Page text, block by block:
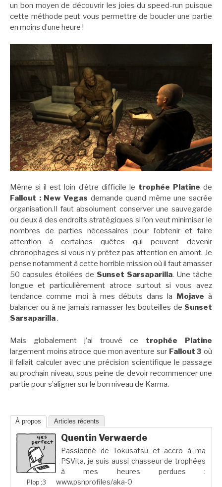
un bon moyen de découvrir les joies du speed-run puisque
cette méthode peut vous permettre de boucler une partie
en moins d’une heure !
Même si il est loin d’être difficile le trophée Platine de
Fallout : New Vegas demande quand même une sacrée
organisation.Il faut absolument conserver une sauvegarde
ou deux à des endroits stratégiques si l’on veut minimiser le
nombres de parties nécessaires pour l’obtenir et faire
attention à certaines quêtes qui peuvent devenir
chronophages si vous n’y prêtez pas attention en amont. Je
pense notamment à cette horrible mission où il faut amasser
50 capsules étoilées de Sunset Sarsaparilla. Une tâche
longue et particulièrement atroce surtout si vous avez
tendance comme moi à mes débuts dans la Mojave à
balancer ou à ne jamais ramasser les bouteilles de Sunset
Sarsaparilla.
Mais globalement j’ai trouvé ce trophée Platine
largement moins atroce que mon aventure sur Fallout 3 où
il fallait calculer avec une précision scientifique le passage
au prochain niveau, sous peine de devoir recommencer une
partie pour s’aligner sur le bon niveau de Karma.
À propos Articles récents
Plop ;3
Quentin Verwaerde
Passionné de Tokusatsu et accro à ma
PSVita, je suis aussi chasseur de trophées
à mes heures perdues :
www.psnprofiles/aka-0